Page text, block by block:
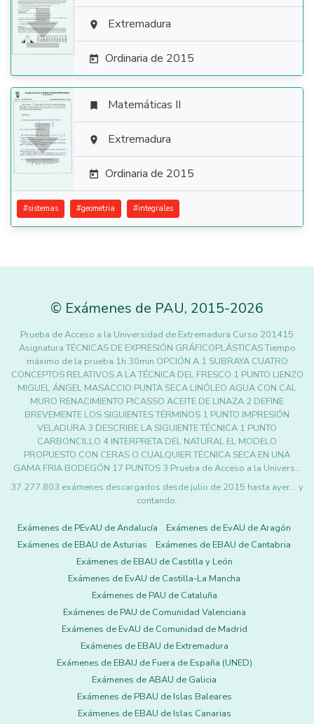
  Extremadura
 Ordinaria de 2015

 Matemáticas II
 Extremadura
 Ordinaria de 2015
#sistemas #geometria #integrales
© Exámenes de PAU, 2015-2026
Prueba de Acceso a la Universidad de Extremadura Curso 201415
Asignatura TÉCNICAS DE EXPRESIÓN GRÁFICOPLÁSTICAS Tiempo
máximo de la prueba 1h 30min OPCIÓN A 1 SUBRAYA CUATRO
CONCEPTOS RELATIVOS A LA TÉCNICA DEL FRESCO 1 PUNTO LIENZO
MIGUEL ÁNGEL MASACCIO PUNTA SECA LINÓLEO AGUA CON CAL
MURO RENACIMIENTO PICASSO ACEITE DE LINAZA 2 DEFINE
BREVEMENTE LOS SIGUIENTES TÉRMINOS 1 PUNTO IMPRESIÓN
VELADURA 3 DESCRIBE LA SIGUIENTE TÉCNICA 1 PUNTO
CARBONCILLO 4 INTERPRETA DEL NATURAL EL MODELO
PROPUESTO CON CERAS O CUALQUIER TÉCNICA SECA EN UNA
GAMA FRIA BODEGÓN 17 PUNTOS 3 Prueba de Acceso a la Univers…
37.277.803 exámenes descargados desde julio de 2015 hasta ayer... y
contando.
Exámenes de PEvAU de Andalucía
Exámenes de EvAU de Aragón
Exámenes de EBAU de Asturias
Exámenes de EBAU de Cantabria
Exámenes de EBAU de Castilla y León
Exámenes de EvAU de Castilla-La Mancha
Exámenes de PAU de Cataluña
Exámenes de PAU de Comunidad Valenciana
Exámenes de EvAU de Comunidad de Madrid
Exámenes de EBAU de Extremadura
Exámenes de EBAU de Fuera de España (UNED)
Exámenes de ABAU de Galicia
Exámenes de PBAU de Islas Baleares
Exámenes de EBAU de Islas Canarias